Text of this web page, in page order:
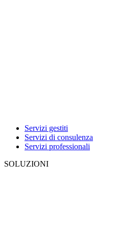
Servizi gestiti
Servizi di consulenza
Servizi professionali
SOLUZIONI